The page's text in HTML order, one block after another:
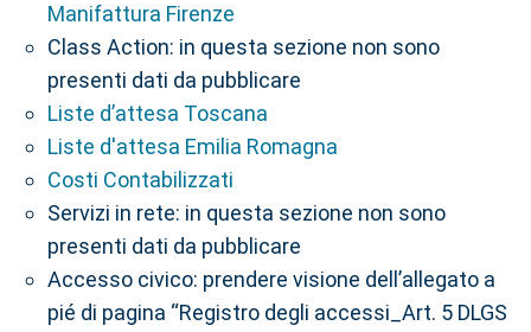
Manifattura Firenze
Class Action: in questa sezione non sono
presenti dati da pubblicare
Liste d’attesa Toscana
Liste d'attesa Emilia Romagna
Costi Contabilizzati
Servizi in rete: in questa sezione non sono
presenti dati da pubblicare
Accesso civico: prendere visione dell’allegato a
pié di pagina “Registro degli accessi_Art. 5 DLGS